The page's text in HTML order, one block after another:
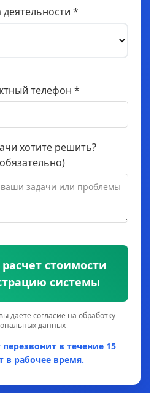
*
телефон *
хотите решить?
стоимости
системы
даете согласие на обработку
данных
в течение 15
в рабочее время.